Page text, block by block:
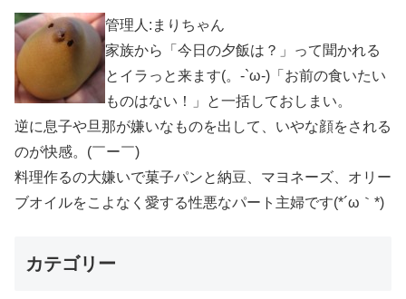
管理人:まりちゃん
家族から「今日の夕飯は？」って聞かれる
とイラっと来ます(。-`ω-)「お前の食いたい
ものはない！」と一括しておしまい。
逆に息子や旦那が嫌いなものを出して、いやな顔をされる
のが快感。(￣ー￣)
料理作るの大嫌いで菓子パンと納豆、マヨネーズ、オリー
ブオイルをこよなく愛する性悪なパート主婦です(*´ω｀*)
カテゴリー